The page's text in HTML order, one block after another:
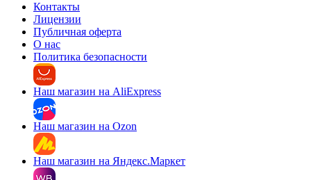
Контакты
Лицензии
Публичная оферта
О нас
Политика безопасности
Наш магазин на AliExpress
Наш магазин на Ozon
Наш магазин на Яндекс.Маркет